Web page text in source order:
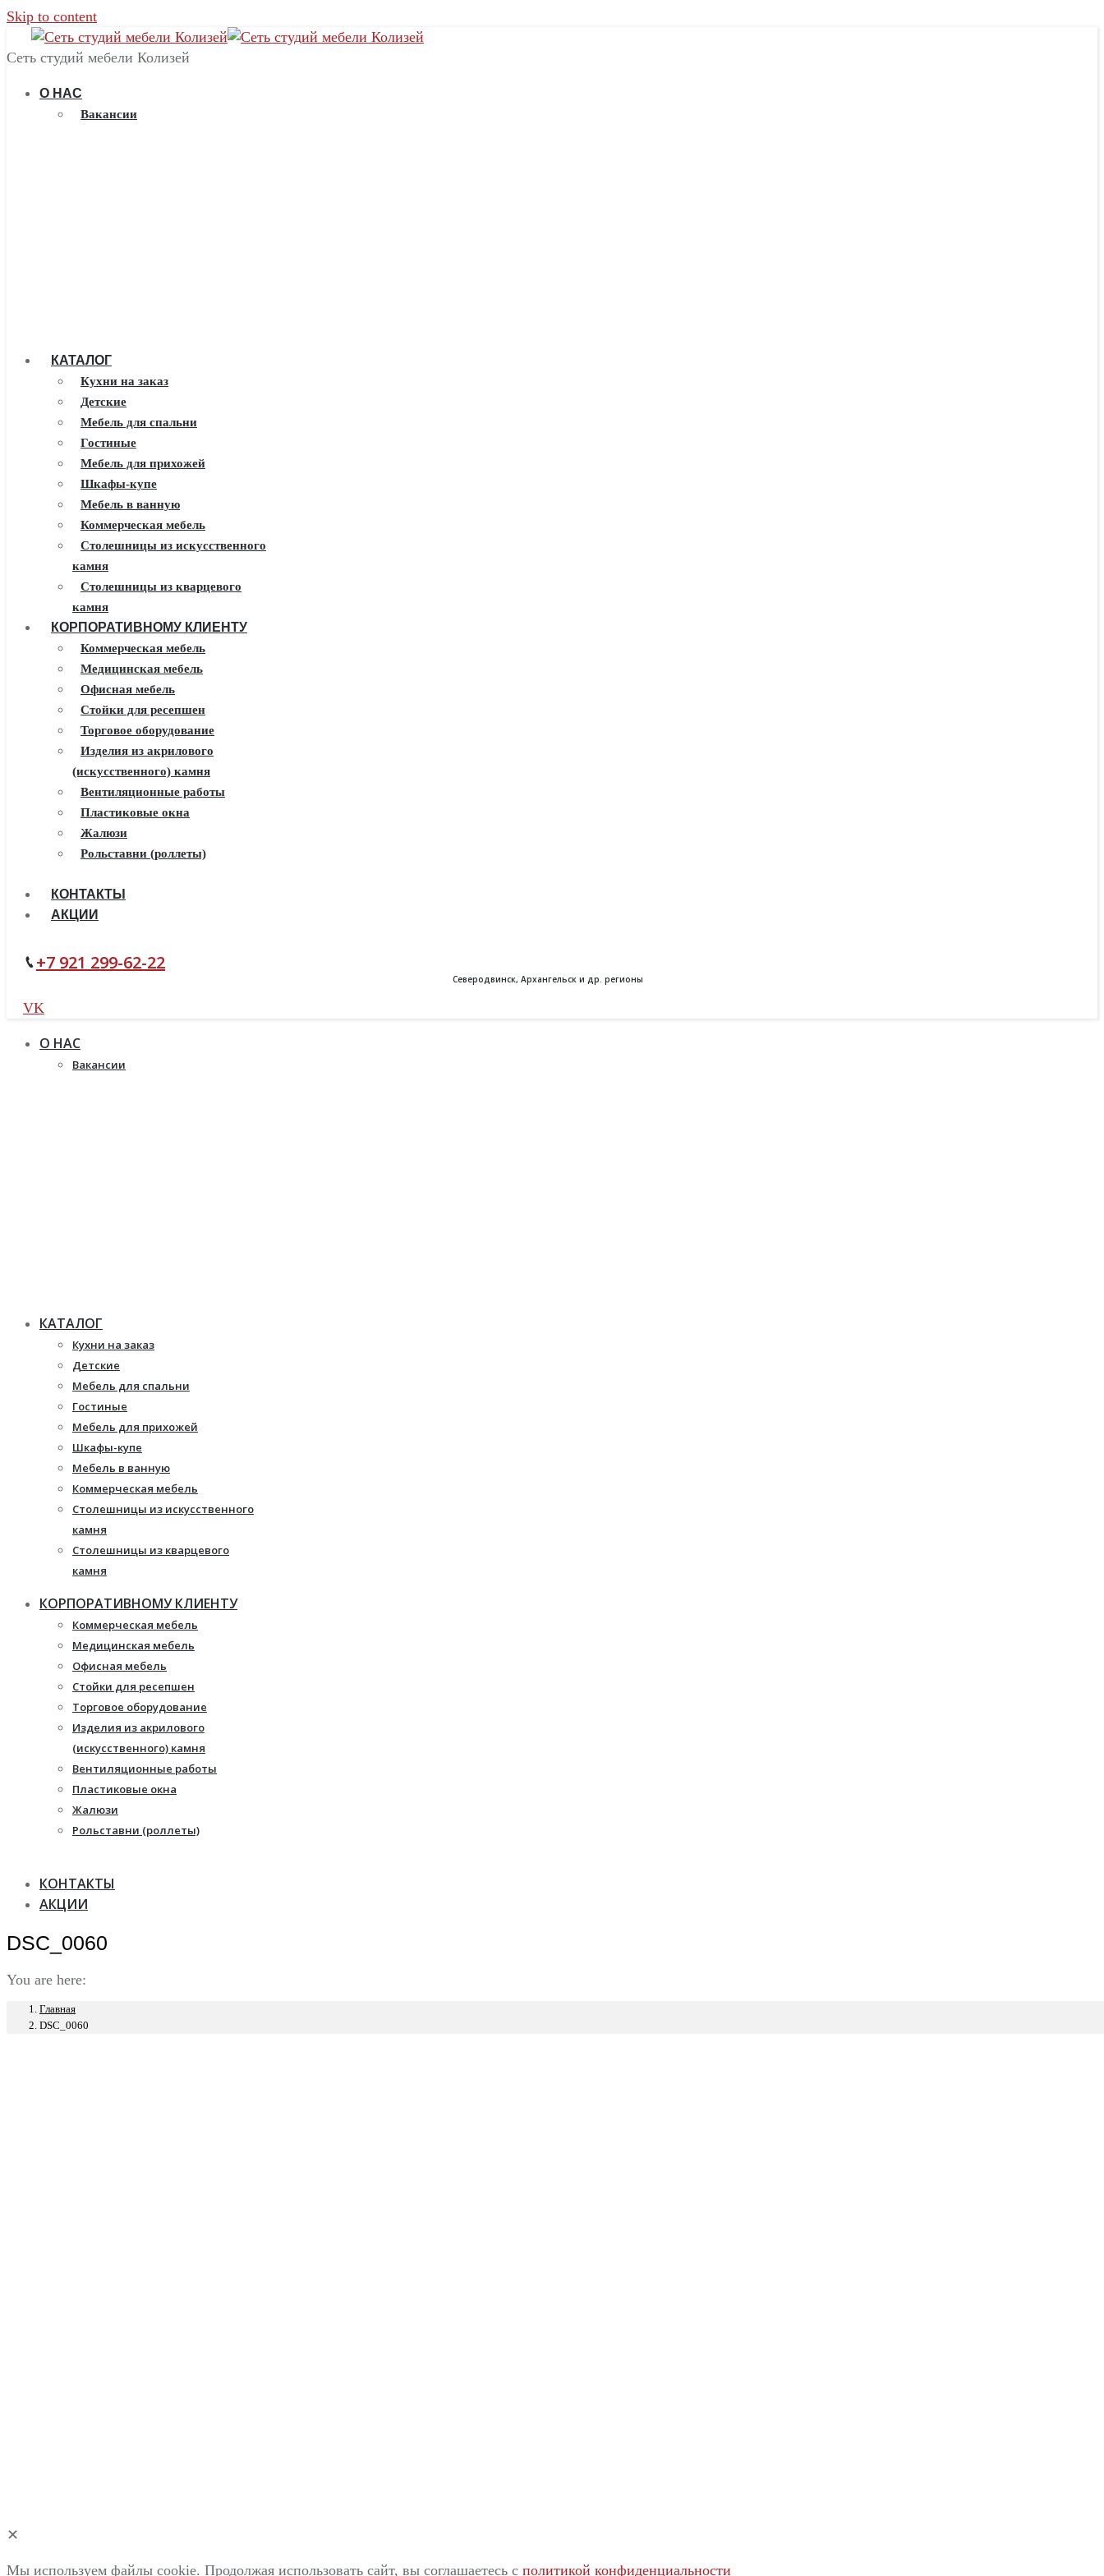
Skip to content
Сеть студий мебели Колизей
О НАС
Вакансии
КАТАЛОГ
Кухни на заказ
Детские
Мебель для спальни
Гостиные
Мебель для прихожей
Шкафы-купе
Мебель в ванную
Коммерческая мебель
Столешницы из искусственного
камня
Столешницы из кварцевого
камня
Мебель из массива
Каминные порталы
Камины Dimplex
Искусственный камень White
Hills
Балконы ПВХ
Пластиковые окна
Жалюзи
Рулонные шторы
КОРПОРАТИВНОМУ КЛИЕНТУ
Коммерческая мебель
Медицинская мебель
Офисная мебель
Стойки для ресепшен
Торговое оборудование
Изделия из акрилового
(искусственного) камня
Вентиляционные работы
Пластиковые окна
Жалюзи
Рольставни (роллеты)
КОНТАКТЫ
АКЦИИ
+7 921 299-62-22
Северодвинск, Архангельск и др. регионы
VK
О НАС
Вакансии
КАТАЛОГ
Кухни на заказ
Детские
Мебель для спальни
Гостиные
Мебель для прихожей
Шкафы-купе
Мебель в ванную
Коммерческая мебель
Столешницы из искусственного
камня
Столешницы из кварцевого
камня
Каминные порталы
Камины Dimplex
Искусственный камень White
Hills
Балконы ПВХ
Пластиковые окна
Жалюзи
Рулонные шторы
КОРПОРАТИВНОМУ КЛИЕНТУ
Коммерческая мебель
Медицинская мебель
Офисная мебель
Стойки для ресепшен
Торговое оборудование
Изделия из акрилового
(искусственного) камня
Вентиляционные работы
Пластиковые окна
Жалюзи
Рольставни (роллеты)
КОНТАКТЫ
АКЦИИ
DSC_0060
You are here:
Главная
DSC_0060
✕
Мы используем файлы cookie. Продолжая использовать сайт, вы соглашаетесь c политикой конфиденциальности